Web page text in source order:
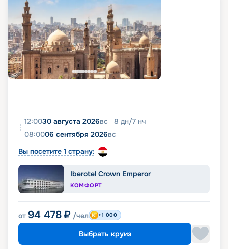
12:0030 августа 2026вс 8 дн/7 нч
08:0006 сентября 2026вс
Вы посетите 1 страну:
Iberotel Crown Emperor
КОМФОРТ
от 94 478 ₽ /чел +1 000
Выбрать круиз